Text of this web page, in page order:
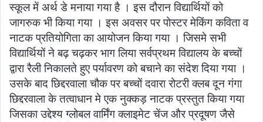
स्कूल में अर्थ डे मनाया गया है । इस दौरान विद्यार्थियों को
जागरुक भी किया गया । इस अवसर पर पोस्टर मेकिंग कविता व
नाटक प्रतियोगिता का आयोजन किया गया । जिसमे सभी
विद्यार्थियों ने बढ़ चढ़कर भाग लिया सर्वप्रथम विद्यालय के बच्चों
द्वारा रैली निकालते हुए पर्यावरण को बचाने का संदेश दिया गया ।
उसके बाद छिद्दरवाला चौक पर बच्चों दवारा रोटरी क्लब दून गंगा
छिद्दरवाला के तत्वाधान मे एक नुक्कड़ नाटक प्रस्तुत किया गया
जिसका उद्देश्य ग्लोबल वार्मिंग क्लाइमेट चेंज और प्रदूषण जैसे